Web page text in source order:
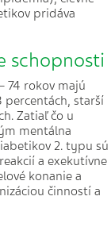
pridáva
schopnosti
74 rokov majú
starší
Zatiaľ čo u
mentálna
2. typu sú
a exekutívne
konanie a
činností a